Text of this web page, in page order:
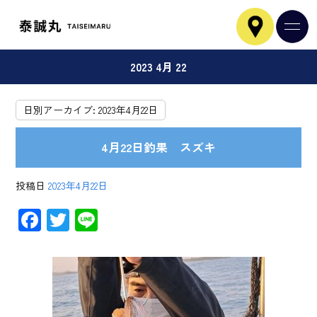
2023 4月 22
日別アーカイブ:2023年4月22日
4月22日釣果 スズキ
投稿日 2023年4月22日
F
e
b
T
tt
er